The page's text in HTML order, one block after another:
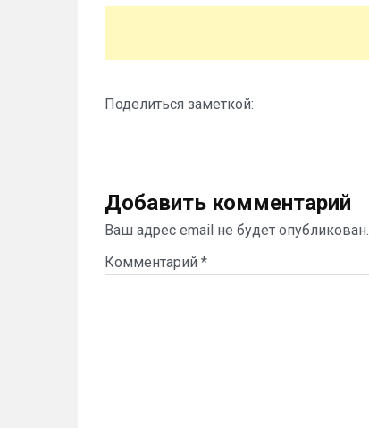
Поделиться заметкой:
Добавить комментарий
Ваш адрес email не будет опубликован.
Комментарий *